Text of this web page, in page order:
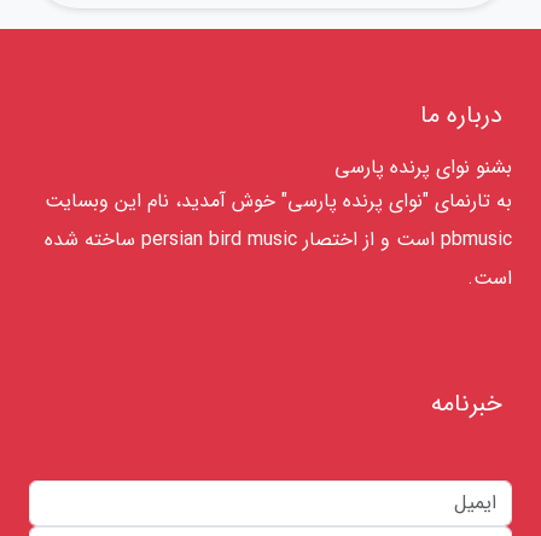
درباره ما
بشنو نوای پرنده پارسی
به تارنمای "نوای پرنده پارسی" خوش آمدید، نام این وبسایت
pbmusic است و از اختصار persian bird music ساخته شده
است.
خبرنامه